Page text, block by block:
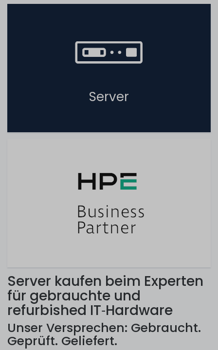
Server
Server kaufen beim Experten
für gebrauchte und
refurbished IT‑Hardware
Unser Versprechen: Gebraucht.
Geprüft. Geliefert.